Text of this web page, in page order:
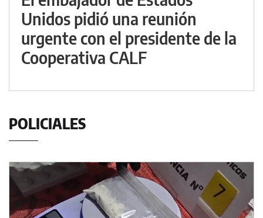
Unidos pidió una reunión
urgente con el presidente de la
Cooperativa CALF
POLICIALES